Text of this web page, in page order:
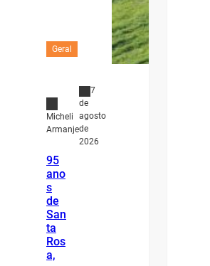
Geral
Micheli
Armanje
7
de
agosto
de
2026
95
ano
s
de
San
ta
Ros
a,